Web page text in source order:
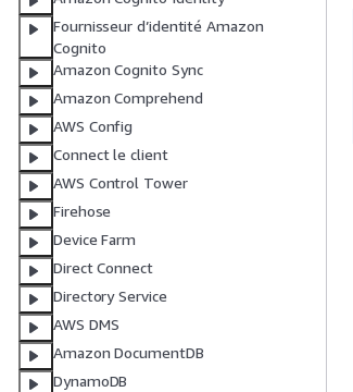
Fournisseur d’identité Amazon
Cognito
Amazon Cognito Sync
Amazon Comprehend
AWS Config
Connect le client
AWS Control Tower
Firehose
Device Farm
Direct Connect
Directory Service
AWS DMS
Amazon DocumentDB
DynamoDB